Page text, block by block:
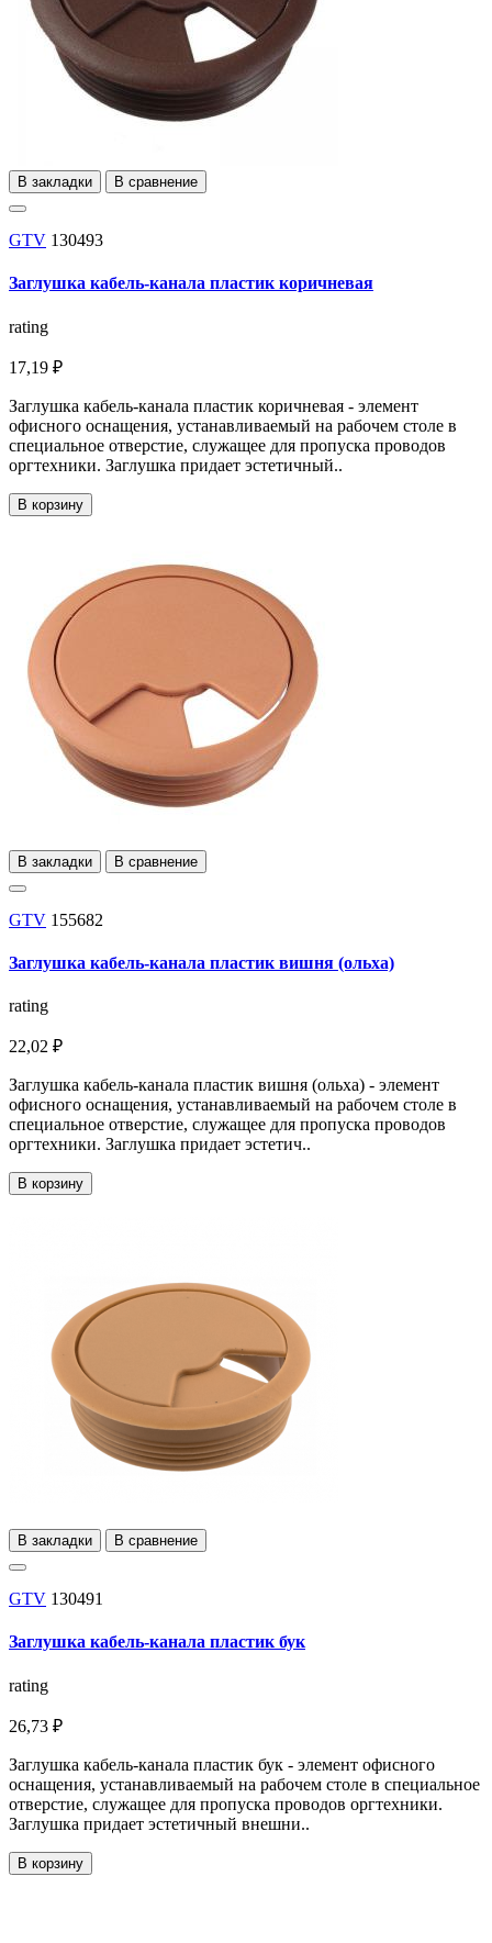
В закладки В сравнение
GTV 130493
Заглушка кабель-канала пластик коричневая
rating
17,19 ₽
Заглушка кабель-канала пластик коричневая - элемент
офисного оснащения, устанавливаемый на рабочем столе в
специальное отверстие, служащее для пропуска проводов
оргтехники. Заглушка придает эстетичный..
В корзину
В закладки В сравнение
GTV 155682
Заглушка кабель-канала пластик вишня (ольха)
rating
22,02 ₽
Заглушка кабель-канала пластик вишня (ольха) - элемент
офисного оснащения, устанавливаемый на рабочем столе в
специальное отверстие, служащее для пропуска проводов
оргтехники. Заглушка придает эстетич..
В корзину
В закладки В сравнение
GTV 130491
Заглушка кабель-канала пластик бук
rating
26,73 ₽
Заглушка кабель-канала пластик бук - элемент офисного
оснащения, устанавливаемый на рабочем столе в специальное
отверстие, служащее для пропуска проводов оргтехники.
Заглушка придает эстетичный внешни..
В корзину